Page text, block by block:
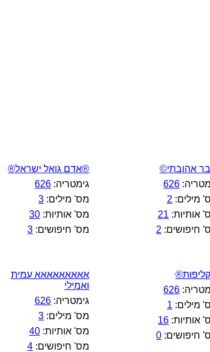
אהובתי©
626
מילים: 2
אותיות: 21
חיפושים: 2
®אדם גואל ישראל®
גימטריה: 626
מס' מילים: 3
מס' אותיות: 30
מס' חיפושים: 3
626
מילים: 1
אותיות: 16
חיפושים: 0
אאאאאאאאא עמית
ואמילי
גימטריה: 626
מס' מילים: 3
מס' אותיות: 40
מס' חיפושים: 4